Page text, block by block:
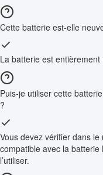
Cette batterie est-elle
La batterie est
Puis-je utiliser cette
?
Vous devez vérifier dans
compatible avec la
l’utiliser.